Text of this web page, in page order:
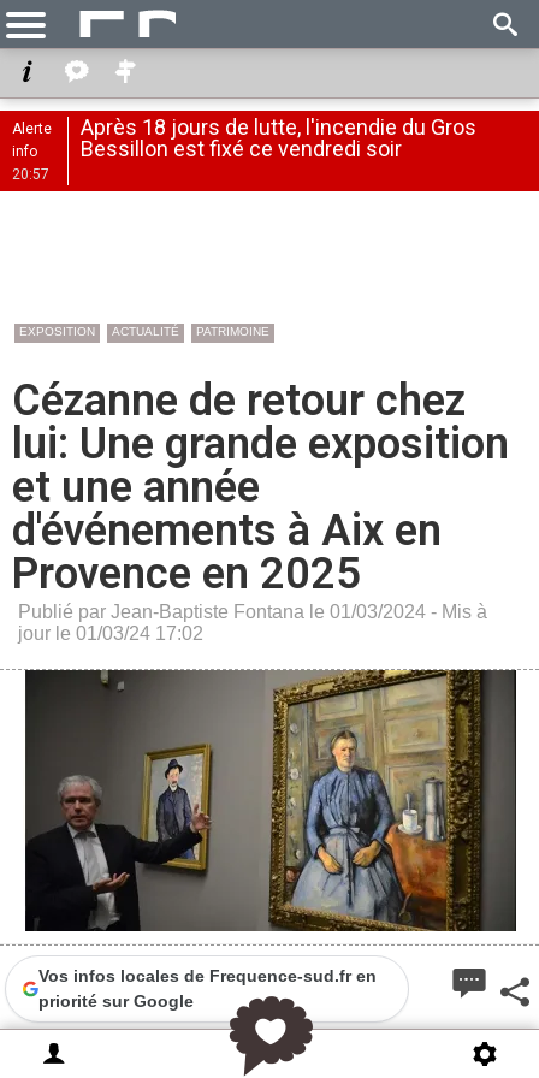
Alerte
info
20:57
Après 18 jours de lutte, l'incendie du Gros
Bessillon est fixé ce vendredi soir
EXPOSITION ACTUALITÉ PATRIMOINE
Cézanne de retour chez
lui: Une grande exposition
et une année
d'événements à Aix en
Provence en 2025
Publié par Jean-Baptiste Fontana le 01/03/2024 - Mis à
jour le 01/03/24 17:02
Vos infos locales de Frequence-sud.fr en
priorité sur Google
2025 sera une grande année Cézanne à Aix en